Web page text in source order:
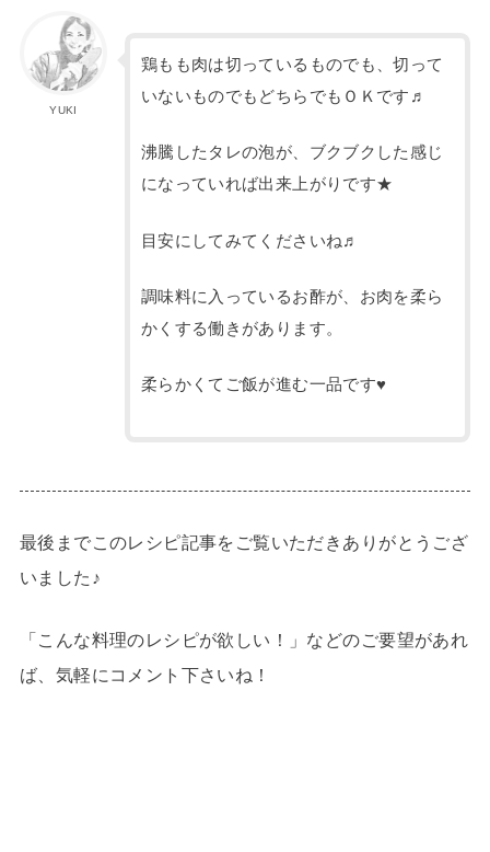
YUKI
鶏もも肉は切っているものでも、切って
いないものでもどちらでもＯＫです♬
沸騰したタレの泡が、ブクブクした感じ
になっていれば出来上がりです★
目安にしてみてくださいね♬
調味料に入っているお酢が、お肉を柔ら
かくする働きがあります。
柔らかくてご飯が進む一品です♥
最後までこのレシピ記事をご覧いただきありがとうござ
いました♪
「こんな料理のレシピが欲しい！」などのご要望があれ
ば、気軽にコメント下さいね！